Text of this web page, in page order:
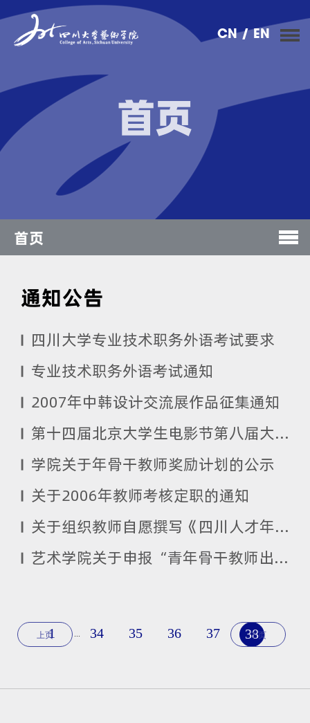
/ EN
CN
首页
首页
通知公告
四川大学专业技术职务外语考试要求
专业技术职务外语考试通知
2007年中韩设计交流展作品征集通知
第十四届北京大学生电影节第八届大学生短片大赛征片启事
学院关于年骨干教师奖励计划的公示
关于2006年教师考核定职的通知
关于组织教师自愿撰写《四川人才年鉴》的“人才辞条”的通知
艺术学院关于申报“青年骨干教师出国研修项目”的通知
上页
1 34 35 36 37 38
下页